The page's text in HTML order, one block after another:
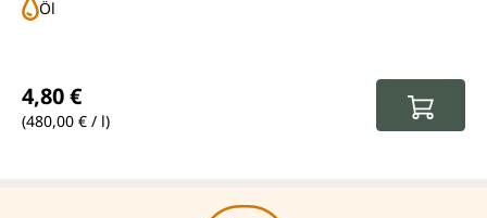
Öl
4,80 €
(480,00 € / l)